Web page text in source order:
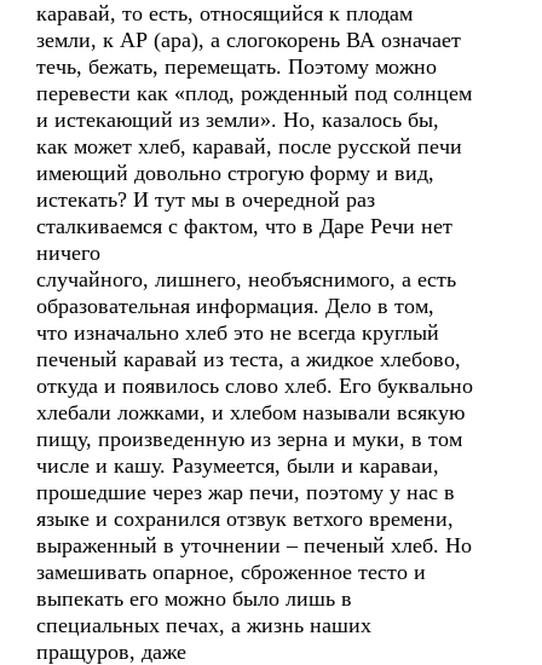
каравай, то есть, относящийся к плодам
земли, к АР (ара), а слогокорень ВА означает
течь, бежать, перемещать. Поэтому можно
перевести как «плод, рожденный под солнцем
и истекающий из земли». Но, казалось бы,
как может хлеб, каравай, после русской печи
имеющий довольно строгую форму и вид,
истекать? И тут мы в очередной раз
сталкиваемся с фактом, что в Даре Речи нет
ничего
случайного, лишнего, необъяснимого, а есть
образовательная информация. Дело в том,
что изначально хлеб это не всегда круглый
печеный каравай из теста, а жидкое хлебово,
откуда и появилось слово хлеб. Его буквально
хлебали ложками, и хлебом называли всякую
пищу, произведенную из зерна и муки, в том
числе и кашу. Разумеется, были и караваи,
прошедшие через жар печи, поэтому у нас в
языке и сохранился отзвук ветхого времени,
выраженный в уточнении – печеный хлеб. Но
замешивать опарное, сброженное тесто и
выпекать его можно было лишь в
специальных печах, а жизнь наших
пращуров, даже